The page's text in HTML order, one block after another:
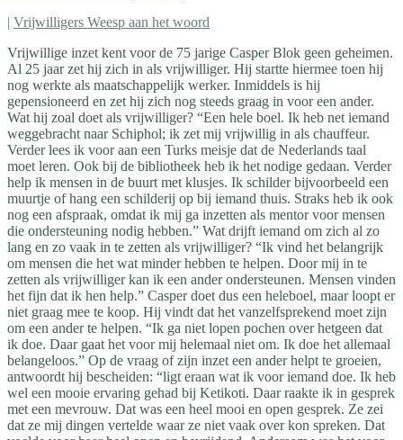
| Vrijwilligers Weesp aan het woord
Vrijwillige inzet kent voor de 75 jarige Casper Blok geen geheimen.
Al 25 jaar zet hij zich in als vrijwilliger. Hij startte hiermee toen hij
nog werkte als maatschappelijk werker. Inmiddels is hij
gepensioneerd en zet hij zich nog steeds graag in voor een ander.
Wat hij zoal doet als vrijwilliger? “Een hele boel. Ik heb net iemand
weggebracht naar Schiphol; ik zet mij vrijwillig in als chauffeur.
Verder lees ik voor aan een Turks meisje dat de Nederlands taal
moet leren. Ook bij de bibliotheek heb ik het nodige gedaan. Verder
help ik mensen in de buurt met klusjes. Ik schilder bijvoorbeeld een
muurtje of hang een schilderij op bij iemand thuis. Straks heb ik ook
nog een afspraak, omdat ik mij ga inzetten als mentor voor mensen
die ondersteuning nodig hebben.” Wat drijft iemand om zich al zo
lang en zo vaak in te zetten als vrijwilliger? “Ik vind het belangrijk
om mensen die het wat minder hebben te helpen. Door mij in te
zetten als vrijwilliger kan ik een ander ondersteunen. Mensen vinden
het fijn dat ik hen help.” Casper doet dus een heleboel, maar loopt er
niet graag mee te koop. Hij vindt dat het vanzelfsprekend moet zijn
om een ander te helpen. “Ik ga niet lopen pochen over hetgeen dat
ik doe. Daar gaat het voor mij helemaal niet om. Ik doe het allemaal
belangeloos.” Op de vraag of zijn inzet een ander helpt te groeien,
antwoordt hij bescheiden: “ligt eraan wat ik voor iemand doe. Ik heb
wel een mooie ervaring gehad bij Ketikoti. Daar raakte ik in gesprek
met een mevrouw. Dat was een heel mooi en open gesprek. Ze zei
dat ze mij dingen vertelde waar ze niet vaak over kon spreken. Dat